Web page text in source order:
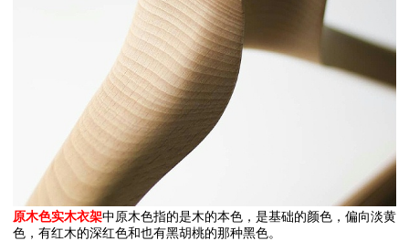
原木色实木衣架中原木色指的是木的本色，是基础的颜色，偏向淡黄
色，有红木的深红色和也有黑胡桃的那种黑色。